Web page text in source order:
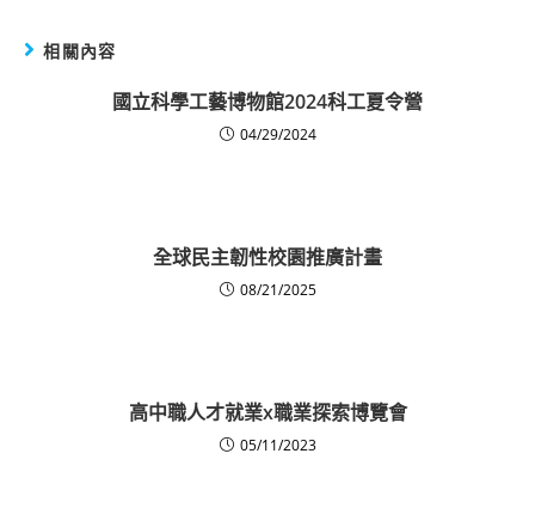
相關內容
國立科學工藝博物館2024科工夏令營
04/29/2024
全球民主韌性校園推廣計畫
08/21/2025
高中職人才就業x職業探索博覽會
05/11/2023